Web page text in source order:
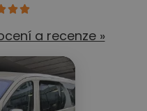

a recenze »